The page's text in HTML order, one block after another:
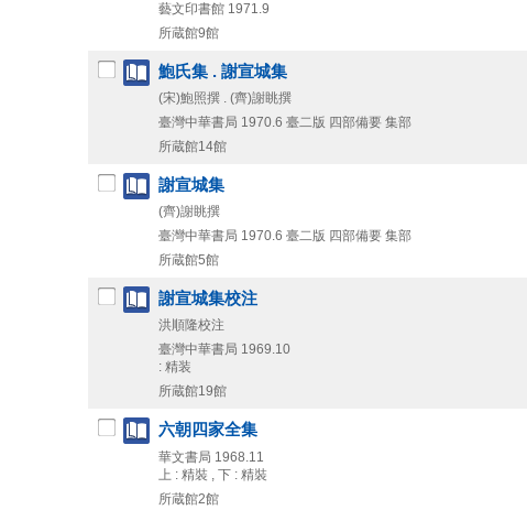
藝文印書館 1971.9
所蔵館9館
鮑氏集 . 謝宣城集
(宋)鮑照撰 . (齊)謝眺撰
臺灣中華書局 1970.6 臺二版 四部備要 集部
所蔵館14館
謝宣城集
(齊)謝眺撰
臺灣中華書局 1970.6 臺二版 四部備要 集部
所蔵館5館
謝宣城集校注
洪順隆校注
臺灣中華書局 1969.10
: 精装
所蔵館19館
六朝四家全集
華文書局 1968.11
上 : 精裝 , 下 : 精裝
所蔵館2館